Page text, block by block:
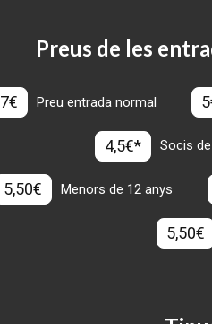
Preus de les
7€ Preu entrada normal
4,5€* Socis
5,50€ Menors de 12 anys
5,50€